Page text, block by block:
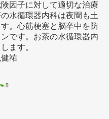
因子に対して適切な治療
水循環器内科は夜間も土
。心筋梗塞と脳卒中を防
です。お茶の水循環器内
ます。
祐